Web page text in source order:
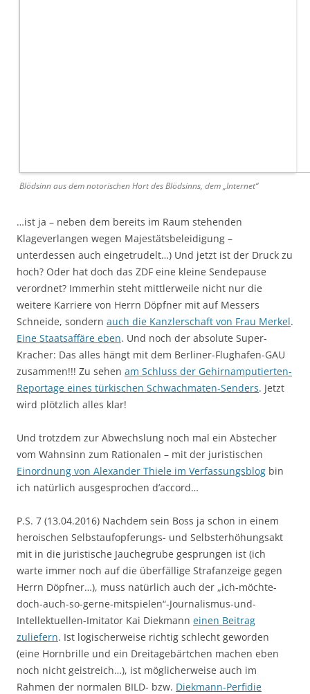
Blödsinn aus dem notorischen Hort des Blödsinns, dem „Internet“
…ist ja – neben dem bereits im Raum stehenden
Klageverlangen wegen Majestätsbeleidigung –
unterdessen auch eingetrudelt…) Und jetzt ist der Druck zu
hoch? Oder hat doch das ZDF eine kleine Sendepause
verordnet? Immerhin steht mittlerweile nicht nur die
weitere Karriere von Herrn Döpfner mit auf Messers
Schneide, sondern auch die Kanzlerschaft von Frau Merkel.
Eine Staatsaffäre eben. Und noch der absolute Super-
Kracher: Das alles hängt mit dem Berliner-Flughafen-GAU
zusammen!!! Zu sehen am Schluss der Gehirnamputierten-
Reportage eines türkischen Schwachmaten-Senders. Jetzt
wird plötzlich alles klar!
Und trotzdem zur Abwechslung noch mal ein Abstecher
vom Wahnsinn zum Rationalen – mit der juristischen
Einordnung von Alexander Thiele im Verfassungsblog bin
ich natürlich ausgesprochen d’ac­cord…
P.S. 7 (13.04.2016) Nachdem sein Boss ja schon in einem
heroischen Selbstaufopferungs- und Selbsterhöhungsakt
mit in die juristische Jauchegrube gesprungen ist (ich
warte immer noch auf die überfällige Strafanzeige gegen
Herrn Döpfner…), muss natürlich auch der „ich-möchte-
doch-auch-so-gerne-mitspielen“-Journalismus-und-
Intellektuellen-Imitator Kai Diekmann einen Beitrag
zuliefern. Ist logischerweise richtig schlecht geworden
(eine Hornbrille und ein Dreitagebärtchen machen eben
noch nicht geistreich…), ist möglicherweise auch im
Rahmen der normalen BILD- bzw. Diekmann-Perfidie